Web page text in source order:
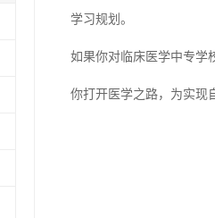
学习规划。
如果你对临床医学中专学
你打开医学之路，为实现